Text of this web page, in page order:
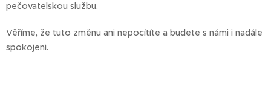
pečovatelskou službu.
Věříme, že tuto změnu ani nepocítíte a budete s námi i nadále
spokojeni.